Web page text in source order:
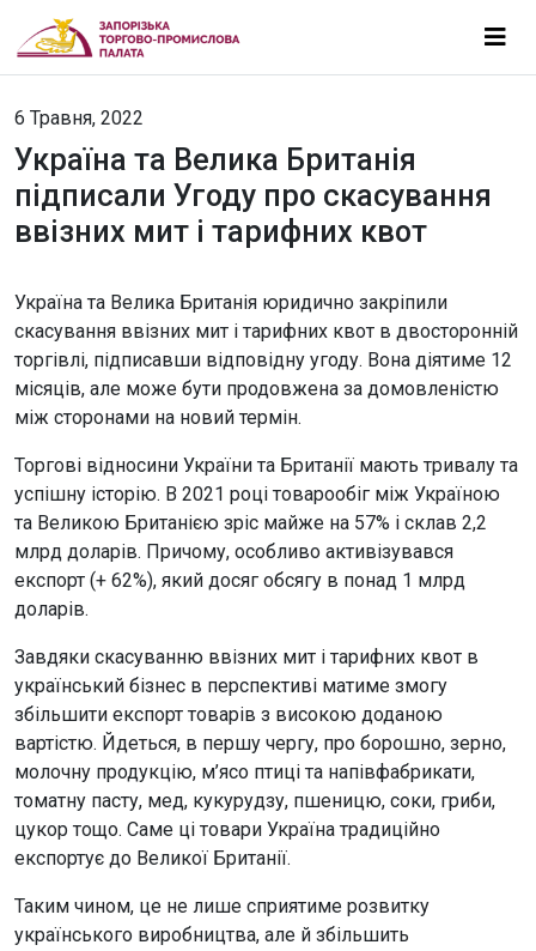
6 Травня, 2022
Україна та Велика Британія
підписали Угоду про скасування
ввізних мит і тарифних квот
Україна та Велика Британія юридично закріпили
скасування ввізних мит і тарифних квот в двосторонній
торгівлі, підписавши відповідну угоду. Вона діятиме 12
місяців, але може бути продовжена за домовленістю
між сторонами на новий термін.
Торгові відносини України та Британії мають тривалу та
успішну історію. В 2021 році товарообіг між Україною
та Великою Британією зріс майже на 57% і склав 2,2
млрд доларів. Причому, особливо активізувався
експорт (+ 62%), який досяг обсягу в понад 1 млрд
доларів.
Завдяки скасуванню ввізних мит і тарифних квот в
український бізнес в перспективі матиме змогу
збільшити експорт товарів з високою доданою
вартістю. Йдеться, в першу чергу, про борошно, зерно,
молочну продукцію, м’ясо птиці та напівфабрикати,
томатну пасту, мед, кукурудзу, пшеницю, соки, гриби,
цукор тощо. Саме ці товари Україна традиційно
експортує до Великої Британії.
Таким чином, це не лише сприятиме розвитку
українського виробництва, але й збільшить